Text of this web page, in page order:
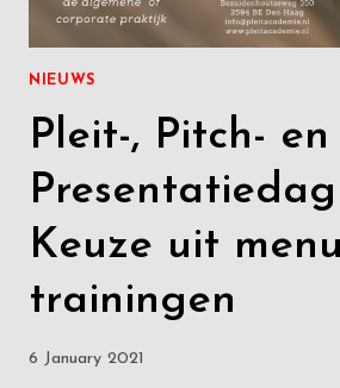
NIEUWS
Pleit-, Pitch- en
Presentatiedag
Keuze uit
trainingen
6 January 2021